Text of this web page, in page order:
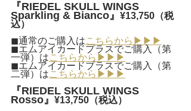
『RIEDEL SKULL WINGS
Sparkling & Bianco』 ¥13,750（税
込）
◼︎通常のご購入はこちらから▶︎▶︎▶︎
◼︎エムアイカードプラスでご購入（第
一弾）はこちらから▶︎▶︎▶︎
◼︎エムアイカードプラスでご購入（第
二弾）はこちらから▶︎▶︎▶︎
『RIEDEL SKULL WINGS
Rosso』 ¥13,750（税込）